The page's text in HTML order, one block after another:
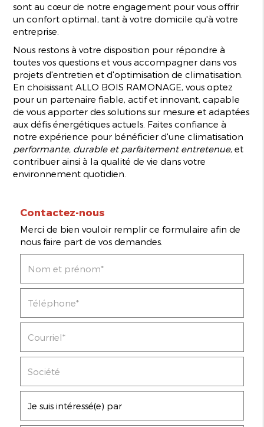
sont au cœur de notre engagement pour vous offrir
un confort optimal, tant à votre domicile qu'à votre
entreprise.
Nous restons à votre disposition pour répondre à
toutes vos questions et vous accompagner dans vos
projets d'entretien et d'optimisation de climatisation.
En choisissant ALLO BOIS RAMONAGE, vous optez
pour un partenaire fiable, actif et innovant, capable
de vous apporter des solutions sur mesure et adaptées
aux défis énergétiques actuels. Faites confiance à
notre expérience pour bénéficier d'une climatisation
performante, durable et parfaitement entretenue, et
contribuer ainsi à la qualité de vie dans votre
environnement quotidien.
Contactez-nous
Merci de bien vouloir remplir ce formulaire afin de
nous faire part de vos demandes.